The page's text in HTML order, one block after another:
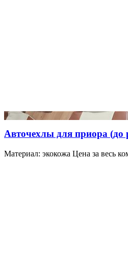
Авточехлы для приора (до
Материал: экокожа Цена за весь